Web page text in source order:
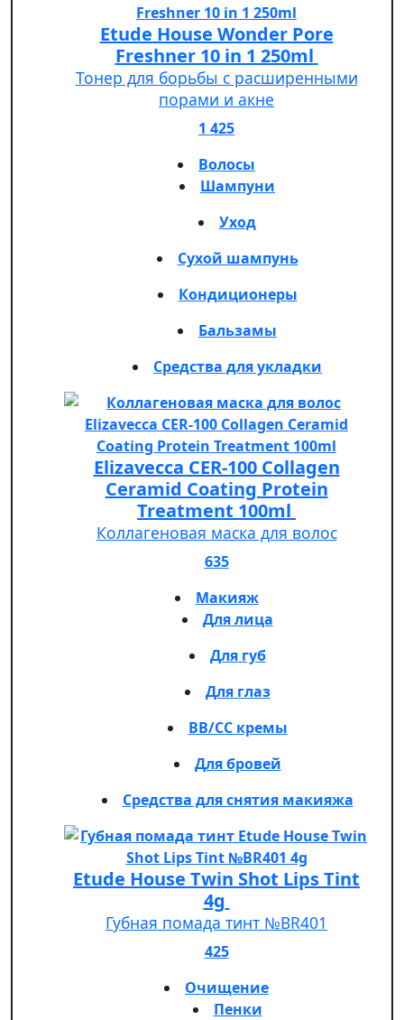
Etude House Wonder Pore
Freshner 10 in 1 250ml
Тонер для борьбы с расширенными
порами и акне
1 425
Волосы
Шампуни
Уход
Сухой шампунь
Кондиционеры
Бальзамы
Средства для укладки
Elizavecca CER-100 Collagen
Ceramid Coating Protein
Treatment 100ml
Коллагеновая маска для волос
635
Макияж
Для лица
Для губ
Для глаз
BB/CC кремы
Для бровей
Средства для снятия макияжа
Etude House Twin Shot Lips Tint
4g
Губная помада тинт №BR401
425
Очищение
Пенки